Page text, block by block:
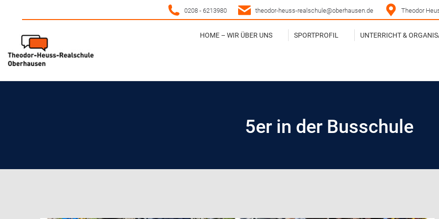
0208 - 6213980 theodor-heuss-realschule@oberhausen.de Theodor
HOME – WIR ÜBER UNS SPORTPROFIL UNTERRICHT &
5er in der Busschule
HOME – WIR ÜBER UNS SPORTPROFIL UNTERRICHT &